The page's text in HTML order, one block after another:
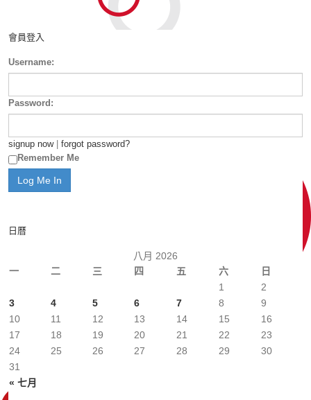
會員登入
Username:
Password:
signup now| forgot password?
Remember Me
日曆
八月 2026
一
二 三 四 五 六 日
« 七月
1
2
3
4 5 6 7 8
9
10
11 12 13 14 15
16
17
18 19 20 21 22
23
24
25 26 27 28 29
30
31